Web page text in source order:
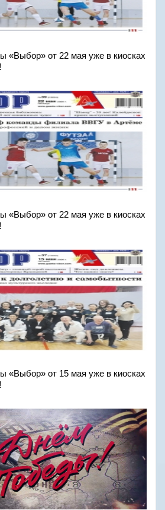
«Выбор» от 22 мая уже в киосках
«Выбор» от 22 мая уже в киосках
«Выбор» от 15 мая уже в киосках